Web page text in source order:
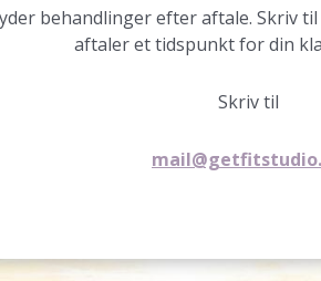
behandlinger efter aftale. Skriv
aftaler et tidspunkt for din
Skriv til